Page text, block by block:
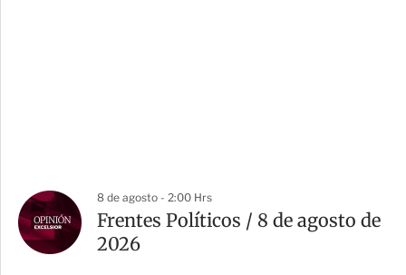
8 de agosto - 2:00 Hrs
Frentes Políticos / 8 de agosto de
2026